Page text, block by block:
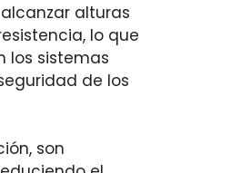
alturas
lo que
los sistemas
de los
son